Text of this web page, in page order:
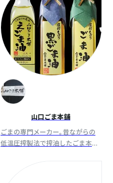
します。
山口ごま本舗
ごまの専門メーカー。昔ながらの
低温圧搾製法で搾油したごま本来